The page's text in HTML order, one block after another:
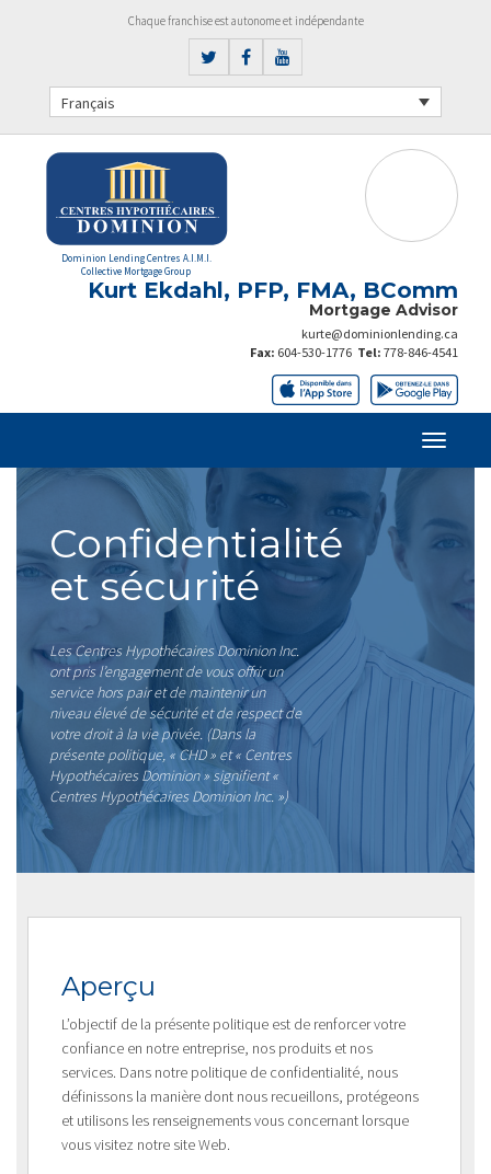
Chaque franchise est autonome et indépendante
Français
Dominion Lending Centres A.I.M.I.
Collective Mortgage Group
Kurt Ekdahl, PFP, FMA, BComm
Mortgage Advisor
kurte@dominionlending.ca
Tel: 778-846-4541
Fax: 604-530-1776
Confidentialité
et sécurité
Les Centres Hypothécaires Dominion Inc.
ont pris l’engagement de vous offrir un
service hors pair et de maintenir un
niveau élevé de sécurité et de respect de
votre droit à la vie privée. (Dans la
présente politique, « CHD » et « Centres
Hypothécaires Dominion » signifient «
Centres Hypothécaires Dominion Inc. »)
Aperçu
L’objectif de la présente politique est de renforcer votre
confiance en notre entreprise, nos produits et nos
services. Dans notre politique de confidentialité, nous
définissons la manière dont nous recueillons, protégeons
et utilisons les renseignements vous concernant lorsque
vous visitez notre site Web.